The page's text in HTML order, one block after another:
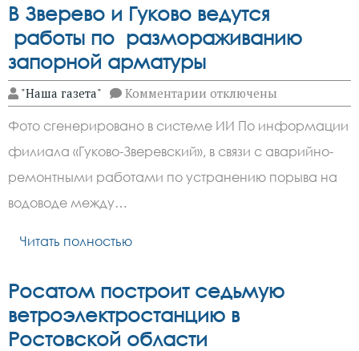
В Зверево и Гуково ведутся
работы по размораживанию
запорной арматуры
"Наша газета" Комментарии к
записи
Зверево
и
Гуково
ведутся
работы
отключены
Фото сгенерировано в системе ИИ По информации
филиала «Гуково-Зверевский», в связи с аварийно-
ремонтными работами по устранению порыва на
водоводе между…
Читать полностью
Росатом построит седьмую
ветроэлектростанцию в
Ростовской области